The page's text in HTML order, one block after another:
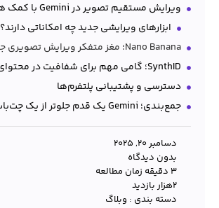
ویرایش مستقیم تصویر در Gemini با کمک هوش مصنوعی
ابزارهای ویرایشی جدید چه امکاناتی دارند؟
Nano Banana؛ مغز متفکر ویرایش تصویری جمنای
SynthID؛ گامی مهم برای شفافیت در محتوای ویدیویی
دسترسی و پشتیبانی پلتفرم‌ها
جمع‌بندی؛ Gemini یک قدم جلوتر از یک چت‌بات ساده
دسامبر 20, 2025
بدون دیدگاه
3 دقیقه زمان مطالعه
۲هزار بازدید
دسته بندی : وبلاگ